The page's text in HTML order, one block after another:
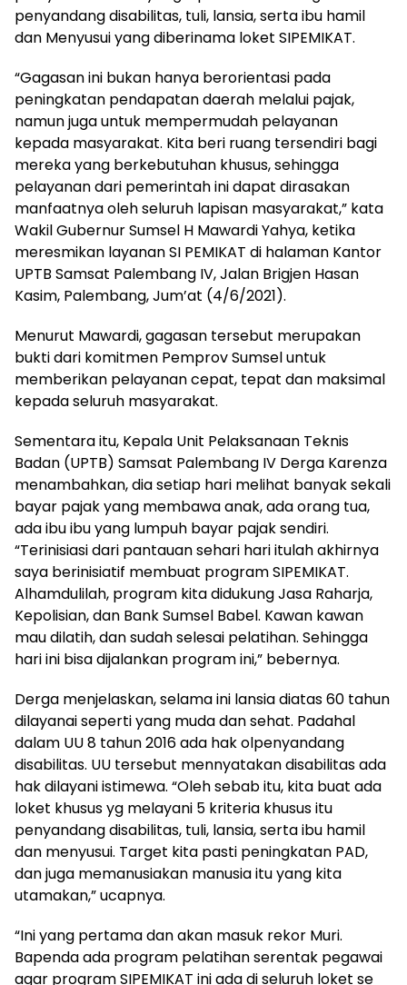
penyandang disabilitas, tuli, lansia, serta ibu hamil
dan Menyusui yang diberinama loket SIPEMIKAT.
“Gagasan ini bukan hanya berorientasi pada
peningkatan pendapatan daerah melalui pajak,
namun juga untuk mempermudah pelayanan
kepada masyarakat. Kita beri ruang tersendiri bagi
mereka yang berkebutuhan khusus, sehingga
pelayanan dari pemerintah ini dapat dirasakan
manfaatnya oleh seluruh lapisan masyarakat,” kata
Wakil Gubernur Sumsel H Mawardi Yahya, ketika
meresmikan layanan SI PEMIKAT di halaman Kantor
UPTB Samsat Palembang IV, Jalan Brigjen Hasan
Kasim, Palembang, Jum’at (4/6/2021).
Menurut Mawardi, gagasan tersebut merupakan
bukti dari komitmen Pemprov Sumsel untuk
memberikan pelayanan cepat, tepat dan maksimal
kepada seluruh masyarakat.
Sementara itu, Kepala Unit Pelaksanaan Teknis
Badan (UPTB) Samsat Palembang IV Derga Karenza
menambahkan, dia setiap hari melihat banyak sekali
bayar pajak yang membawa anak, ada orang tua,
ada ibu ibu yang lumpuh bayar pajak sendiri.
“Terinisiasi dari pantauan sehari hari itulah akhirnya
saya berinisiatif membuat program SIPEMIKAT.
Alhamdulilah, program kita didukung Jasa Raharja,
Kepolisian, dan Bank Sumsel Babel. Kawan kawan
mau dilatih, dan sudah selesai pelatihan. Sehingga
hari ini bisa dijalankan program ini,” bebernya.
Derga menjelaskan, selama ini lansia diatas 60 tahun
dilayanai seperti yang muda dan sehat. Padahal
dalam UU 8 tahun 2016 ada hak olpenyandang
disabilitas. UU tersebut mennyatakan disabilitas ada
hak dilayani istimewa. “Oleh sebab itu, kita buat ada
loket khusus yg melayani 5 kriteria khusus itu
penyandang disabilitas, tuli, lansia, serta ibu hamil
dan menyusui. Target kita pasti peningkatan PAD,
dan juga memanusiakan manusia itu yang kita
utamakan,” ucapnya.
“Ini yang pertama dan akan masuk rekor Muri.
Bapenda ada program pelatihan serentak pegawai
agar program SIPEMIKAT ini ada di seluruh loket se